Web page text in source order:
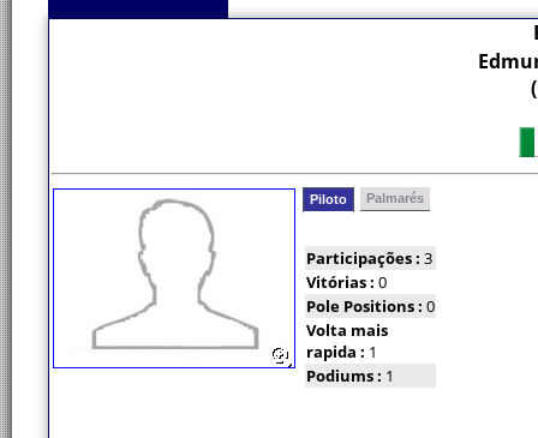
Piloto Palmarés
Participações : 3
Vitórias : 0
Pole Positions : 0
Volta mais
rapida : 1
Podiums : 1